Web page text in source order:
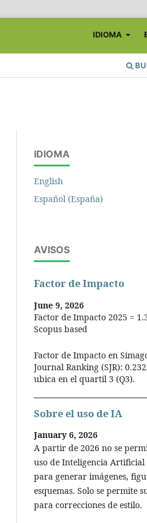
IDIOMA
IDIOMA
English
Español (España)
AVISOS
Factor de Impacto
June 9, 2026
Factor de Impacto 2025 =
Scopus based
Factor de Impacto en
Journal Ranking (SJR):
ubica en el quartil 3 (Q3).
Sobre el uso de IA
January 6, 2026
A partir de 2026 no se
uso de Inteligencia Artificial
para generar imágenes,
esquemas. Solo se permite
para correcciones de estilo.